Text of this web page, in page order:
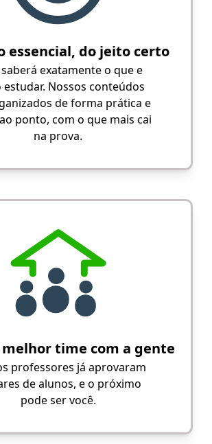
essencial, do jeito certo
exatamente o que e
estudar. Nossos conteúdos
de forma prática e
ponto, com o que mais cai
na prova.
melhor time com a gente
professores já aprovaram
de alunos, e o próximo
pode ser você.